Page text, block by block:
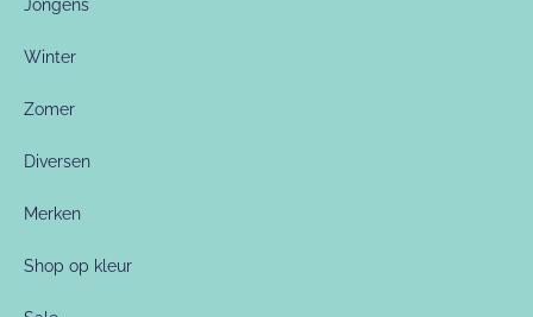
Jongens
Winter
Zomer
Diversen
Merken
Shop op kleur